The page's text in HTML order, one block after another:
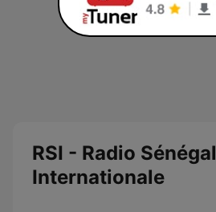
RSI - Radio Sénégal
Internationale